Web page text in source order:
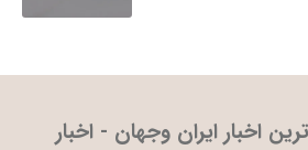
اخبار ایران وجهان - اخبار